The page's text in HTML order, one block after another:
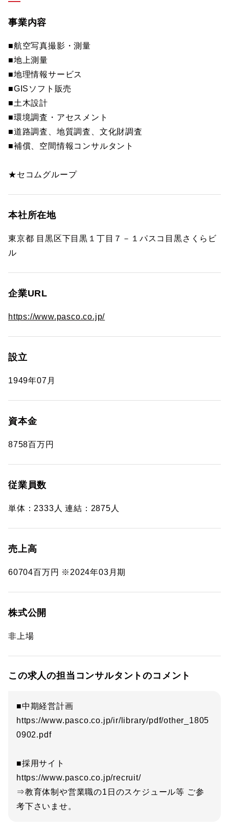
事業内容
■航空写真撮影・測量
■地上測量
■地理情報サービス
■GISソフト販売
■土木設計
■環境調査・アセスメント
■道路調査、地質調査、文化財調査
■補償、空間情報コンサルタント
★セコムグループ
本社所在地
東京都 目黒区下目黒１丁目７－１パスコ目黒さくらビ
ル
企業URL
https://www.pasco.co.jp/
設立
1949年07月
資本金
8758百万円
従業員数
単体：2333人 連結：2875人
売上高
60704百万円 ※2024年03月期
株式公開
非上場
この求人の担当コンサルタントのコメント
■中期経営計画
https://www.pasco.co.jp/ir/library/pdf/other_1805
0902.pdf
■採用サイト
https://www.pasco.co.jp/recruit/
⇒教育体制や営業職の1日のスケジュール等 ご参
考下さいませ。